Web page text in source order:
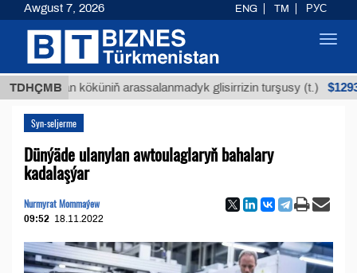
TDHÇMBköküniň arassalanmadyk glisirrizin turşusy (t.) $12935,18
Syn-seljerme
Dünýäde ulanylan awtoulaglaryň bahalary
kadalaşýar
Nurmyrat Mommaýew
09:52 18.11.2022
Awgust 7, 2026 ENG TM РУС